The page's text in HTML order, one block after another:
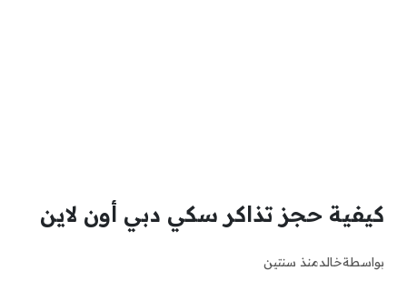
كيفية حجز تذاكر سكي دبي أون لاين
بواسطةخالدمنذ سنتين